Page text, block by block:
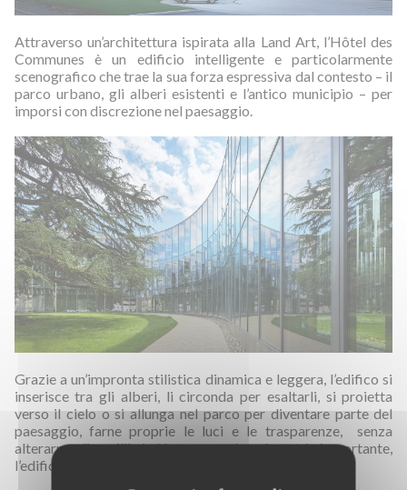
Attraverso un’architettura ispirata alla Land Art, l’Hôtel des
Communes è un edificio intelligente e particolarmente
scenografico che trae la sua forza espressiva dal contesto – il
parco urbano, gli alberi esistenti e l’antico municipio – per
imporsi con discrezione nel paesaggio.
Grazie a un’impronta stilistica dinamica e leggera, l’edifico si
inserisce tra gli alberi, li circonda per esaltarli, si proietta
verso il cielo o si allunga nel parco per diventare parte del
paesaggio, farne proprie le luci e le trasparenze, senza
alterarne gli equilibri. Nonostante la volumetria importante,
l’edificio si mostra solo per tratti.